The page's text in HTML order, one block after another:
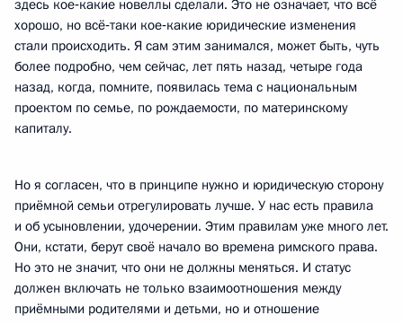
здесь кое‑какие новеллы сделали. Это не означает, что всё
хорошо, но всё‑таки кое‑какие юридические изменения
стали происходить. Я сам этим занимался, может быть, чуть
более подробно, чем сейчас, лет пять назад, четыре года
назад, когда, помните, появилась тема с национальным
проектом по семье, по рождаемости, по материнскому
капиталу.
Но я согласен, что в принципе нужно и юридическую сторону
приёмной семьи отрегулировать лучше. У нас есть правила
и об усыновлении, удочерении. Этим правилам уже много лет.
Они, кстати, берут своё начало во времена римского права.
Но это не значит, что они не должны меняться. И статус
должен включать не только взаимоотношения между
приёмными родителями и детьми, но и отношение